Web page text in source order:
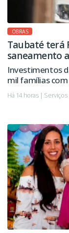
OBRAS
Taubaté terá
saneamento
Investimentos
mil famílias com
regiões da cidade.
Há 14 horas | Serviços